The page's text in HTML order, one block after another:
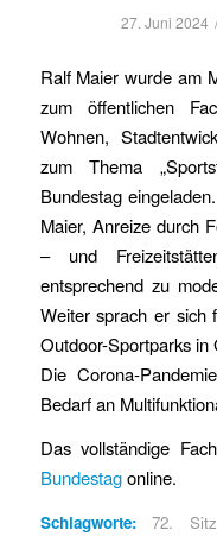
27. Juni 2024
Ralf Maier wurde am
zum öffentlichen
Wohnen,
zum Thema
Bundestag
Maier, Anreize durch
– und
entsprechend zu
Weiter sprach er sich
Outdoor-Sportparks in
Die Corona-
Bedarf an
Das vollständige
Bundestagonline.
Schlagworte:
72.